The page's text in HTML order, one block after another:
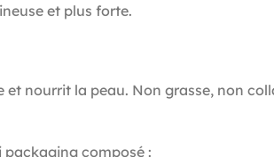
et plus forte.
nourrit la peau. Non grasse, non
packaging composé :